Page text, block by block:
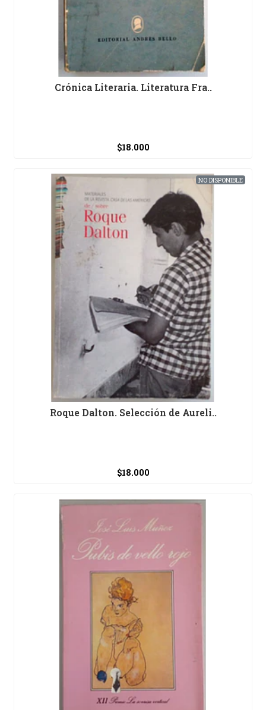
Crónica Literaria. Literatura Fra..
$18.000
NO DISPONIBLE
Roque Dalton. Selección de Aureli..
$18.000